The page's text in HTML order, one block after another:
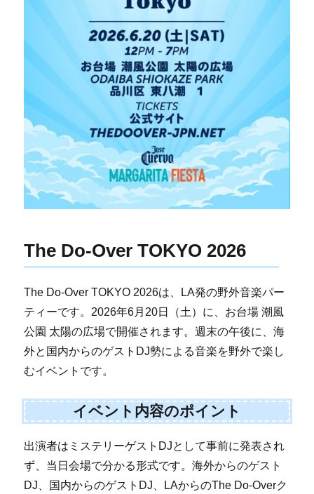
The Do-Over TOKYO 2026
The Do-Over TOKYO 2026は、LA発の野外音楽パー
ティーです。2026年6月20日（土）に、お台場 潮風
公園 太陽の広場で開催されます。週末の午後に、海
外と国内からのゲストDJ勢による音楽を野外で楽し
むイベントです。
イベント内容のポイント
出演者はミステリーゲストDJとして事前に発表され
ず、当日会場で分かる形式です。海外からのゲスト
DJ、国内からのゲストDJ、LAからのThe Do-Overク